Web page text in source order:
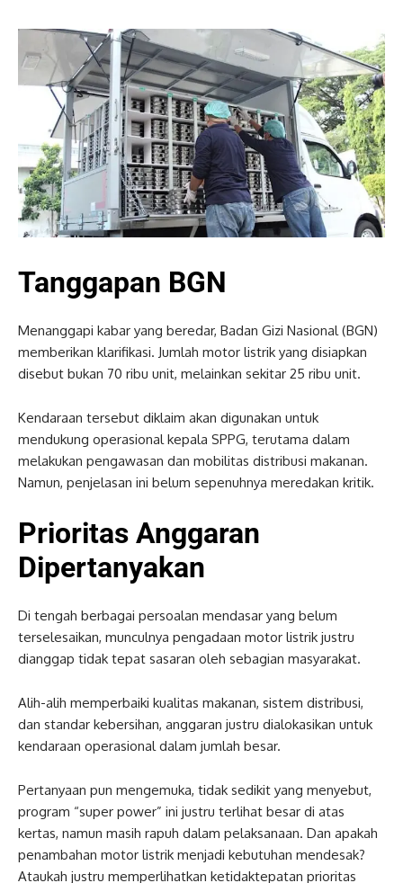
Tanggapan BGN
Menanggapi kabar yang beredar, Badan Gizi Nasional (BGN)
memberikan klarifikasi. Jumlah motor listrik yang disiapkan
disebut bukan 70 ribu unit, melainkan sekitar 25 ribu unit.
Kendaraan tersebut diklaim akan digunakan untuk
mendukung operasional kepala SPPG, terutama dalam
melakukan pengawasan dan mobilitas distribusi makanan.
Namun, penjelasan ini belum sepenuhnya meredakan kritik.
Prioritas Anggaran
Dipertanyakan
Di tengah berbagai persoalan mendasar yang belum
terselesaikan, munculnya pengadaan motor listrik justru
dianggap tidak tepat sasaran oleh sebagian masyarakat.
Alih-alih memperbaiki kualitas makanan, sistem distribusi,
dan standar kebersihan, anggaran justru dialokasikan untuk
kendaraan operasional dalam jumlah besar.
Pertanyaan pun mengemuka, tidak sedikit yang menyebut,
program “super power” ini justru terlihat besar di atas
kertas, namun masih rapuh dalam pelaksanaan. Dan apakah
penambahan motor listrik menjadi kebutuhan mendesak?
Ataukah justru memperlihatkan ketidaktepatan prioritas